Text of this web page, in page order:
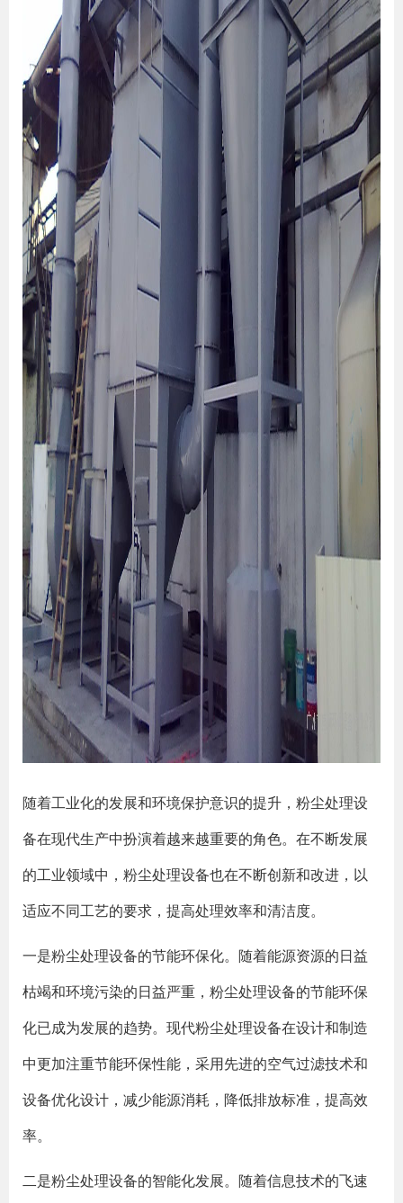
随着工业化的发展和环境保护意识的提升，粉尘处理设
备在现代生产中扮演着越来越重要的角色。在不断发展
的工业领域中，粉尘处理设备也在不断创新和改进，以
适应不同工艺的要求，提高处理效率和清洁度。
一是粉尘处理设备的节能环保化。随着能源资源的日益
枯竭和环境污染的日益严重，粉尘处理设备的节能环保
化已成为发展的趋势。现代粉尘处理设备在设计和制造
中更加注重节能环保性能，采用先进的空气过滤技术和
设备优化设计，减少能源消耗，降低排放标准，提高效
率。
二是粉尘处理设备的智能化发展。随着信息技术的飞速